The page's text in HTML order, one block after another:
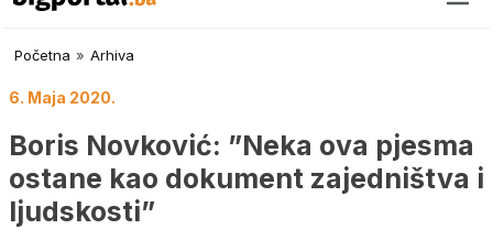
Početna » Arhiva
6. Maja 2020.
Boris Novković: ”Neka ova pjesma
ostane kao dokument zajedništva i
ljudskosti”